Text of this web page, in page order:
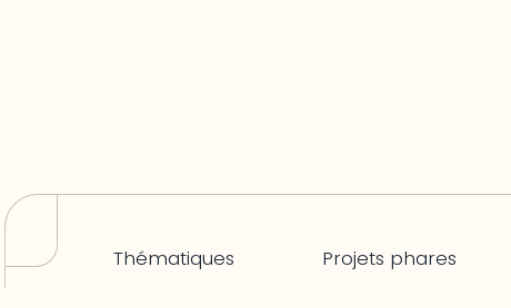
Thématiques Projets phares